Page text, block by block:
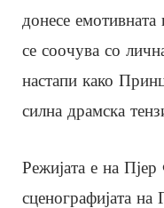
донесе
се соочува со
настапи како
силна драмска
Режијата е на
сценографијата